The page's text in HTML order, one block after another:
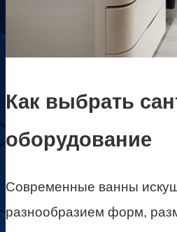
Как выбрать
оборудование
Современные ванны
разнообразием форм,